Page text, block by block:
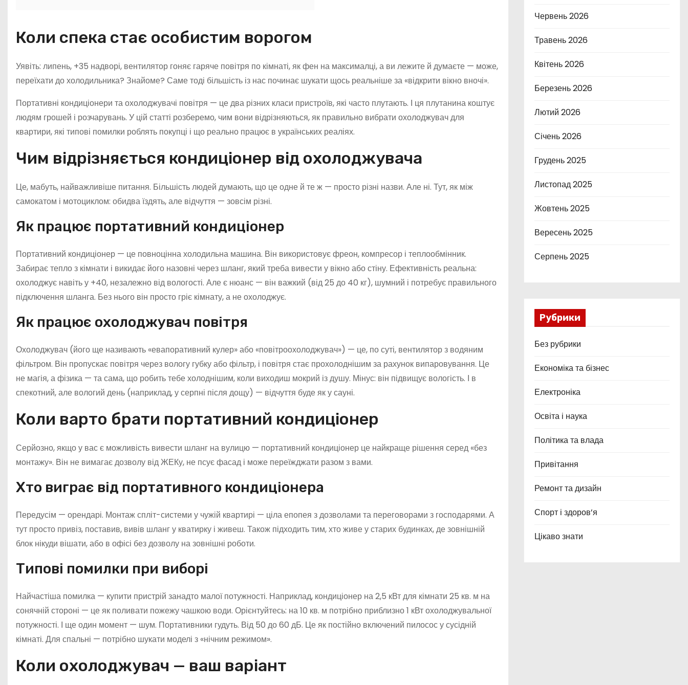
Коли спека стає особистим ворогом
Уявіть: липень, +35 надворі, вентилятор гоняє гаряче повітря по кімнаті, як фен на максималці, а ви лежите й думаєте — може,
переїхати до холодильника? Знайоме? Саме тоді більшість із нас починає шукати щось реальніше за «відкрити вікно вночі».
Портативні кондиціонери та охолоджувачі повітря — це два різних класи пристроїв, які часто плутають. І ця плутанина коштує
людям грошей і розчарувань. У цій статті розберемо, чим вони відрізняються, як правильно вибрати охолоджувач для
квартири, які типові помилки роблять покупці і що реально працює в українських реаліях.
Чим відрізняється кондиціонер від охолоджувача
Це, мабуть, найважливіше питання. Більшість людей думають, що це одне й те ж — просто різні назви. Але ні. Тут, як між
самокатом і мотоциклом: обидва їздять, але відчуття — зовсім різні.
Як працює портативний кондиціонер
Портативний кондиціонер — це повноцінна холодильна машина. Він використовує фреон, компресор і теплообмінник.
Забирає тепло з кімнати і викидає його назовні через шланг, який треба вивести у вікно або стіну. Ефективність реальна:
охолоджує навіть у +40, незалежно від вологості. Але є нюанс — він важкий (від 25 до 40 кг), шумний і потребує правильного
підключення шланга. Без нього він просто гріє кімнату, а не охолоджує.
Як працює охолоджувач повітря
Охолоджувач (його ще називають «евапоративний кулер» або «повітроохолоджувач») — це, по суті, вентилятор з водяним
фільтром. Він пропускає повітря через вологу губку або фільтр, і повітря стає прохолоднішим за рахунок випаровування. Це
не магія, а фізика — та сама, що робить тебе холоднішим, коли виходиш мокрий із душу. Мінус: він підвищує вологість. І в
спекотний, але вологий день (наприклад, у серпні після дощу) — відчуття буде як у сауні.
Коли варто брати портативний кондиціонер
Серйозно, якщо у вас є можливість вивести шланг на вулицю — портативний кондиціонер це найкраще рішення серед «без
монтажу». Він не вимагає дозволу від ЖЕКу, не псує фасад і може переїжджати разом з вами.
Хто виграє від портативного кондиціонера
Передусім — орендарі. Монтаж спліт-системи у чужій квартирі — ціла епопея з дозволами та переговорами з господарями. А
тут просто привіз, поставив, вивів шланг у кватирку і живеш. Також підходить тим, хто живе у старих будинках, де зовнішній
блок нікуди вішати, або в офісі без дозволу на зовнішні роботи.
Типові помилки при виборі
Найчастіша помилка — купити пристрій занадто малої потужності. Наприклад, кондиціонер на 2,5 кВт для кімнати 25 кв. м на
сонячній стороні — це як поливати пожежу чашкою води. Орієнтуйтесь: на 10 кв. м потрібно приблизно 1 кВт охолоджувальної
потужності. І ще один момент — шум. Портативники гудуть. Від 50 до 60 дБ. Це як постійно включений пилосос у сусідній
кімнаті. Для спальні — потрібно шукати моделі з «нічним режимом».
Коли охолоджувач — ваш варіант
Червень 2026
Травень 2026
Квітень 2026
Березень 2026
Лютий 2026
Січень 2026
Грудень 2025
Листопад 2025
Жовтень 2025
Вересень 2025
Серпень 2025
Рубрики
Без рубрики
Економіка та бізнес
Електроніка
Освіта і наука
Політика та влада
Привітання
Ремонт та дизайн
Спорт і здоров’я
Цікаво знати